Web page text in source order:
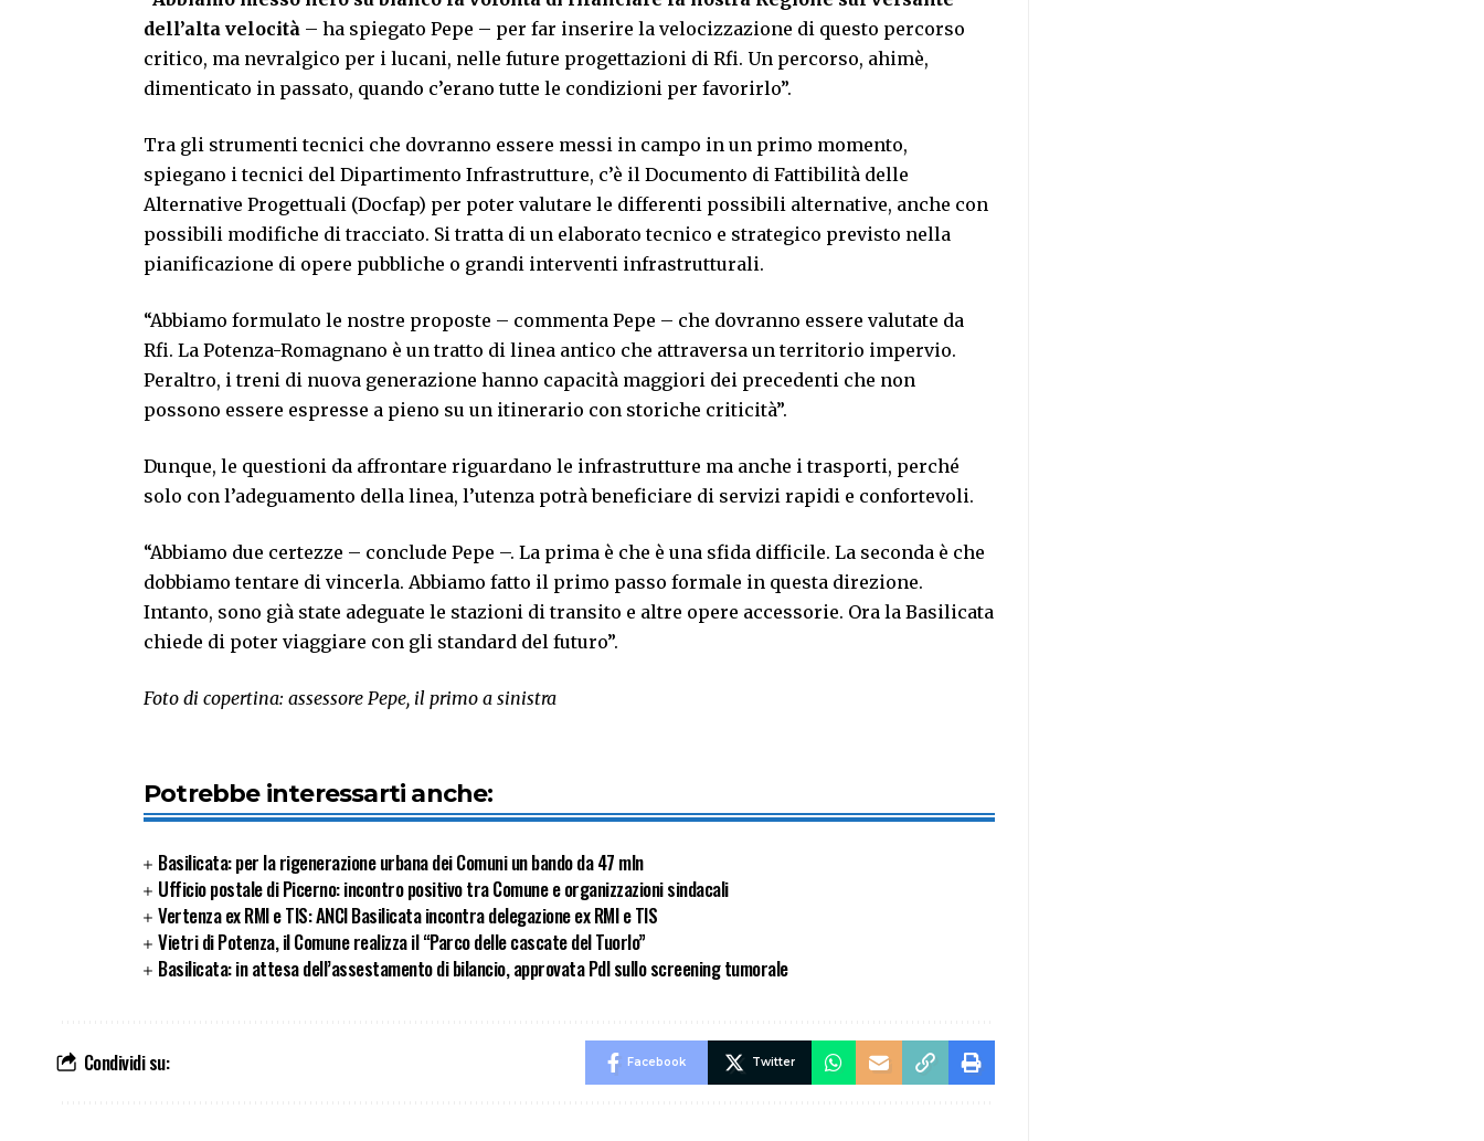
dell’alta velocità – ha spiegato Pepe – per far inserire la velocizzazione di questo percorso
critico, ma nevralgico per i lucani, nelle future progettazioni di Rfi. Un percorso, ahimè,
dimenticato in passato, quando c’erano tutte le condizioni per favorirlo”.
Tra gli strumenti tecnici che dovranno essere messi in campo in un primo momento,
spiegano i tecnici del Dipartimento Infrastrutture, c’è il Documento di Fattibilità delle
Alternative Progettuali (Docfap) per poter valutare le differenti possibili alternative, anche con
possibili modifiche di tracciato. Si tratta di un elaborato tecnico e strategico previsto nella
pianificazione di opere pubbliche o grandi interventi infrastrutturali.
“Abbiamo formulato le nostre proposte – commenta Pepe – che dovranno essere valutate da
Rfi. La Potenza-Romagnano è un tratto di linea antico che attraversa un territorio impervio.
Peraltro, i treni di nuova generazione hanno capacità maggiori dei precedenti che non
possono essere espresse a pieno su un itinerario con storiche criticità”.
Dunque, le questioni da affrontare riguardano le infrastrutture ma anche i trasporti, perché
solo con l’adeguamento della linea, l’utenza potrà beneficiare di servizi rapidi e confortevoli.
“Abbiamo due certezze – conclude Pepe –. La prima è che è una sfida difficile. La seconda è che
dobbiamo tentare di vincerla. Abbiamo fatto il primo passo formale in questa direzione.
Intanto, sono già state adeguate le stazioni di transito e altre opere accessorie. Ora la Basilicata
chiede di poter viaggiare con gli standard del futuro”.
Foto di copertina: assessore Pepe, il primo a sinistra
Potrebbe interessarti anche:
Basilicata: per la rigenerazione urbana dei Comuni un bando da 47 mln
Ufficio postale di Picerno: incontro positivo tra Comune e organizzazioni sindacali
Vertenza ex RMI e TIS: ANCI Basilicata incontra delegazione ex RMI e TIS
Vietri di Potenza, il Comune realizza il “Parco delle cascate del Tuorlo”
Basilicata: in attesa dell’assestamento di bilancio, approvata Pdl sullo screening tumorale
Condividi su: Facebook Twitter